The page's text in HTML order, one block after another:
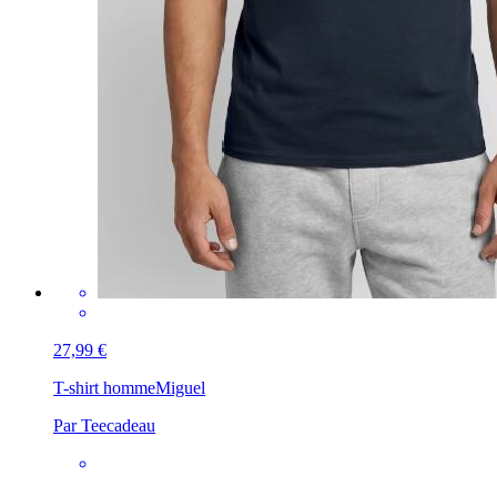
27,99 €
T-shirt hommeMiguel
Par Teecadeau